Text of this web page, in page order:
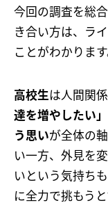
今回の調査を総
き合い方は、ラ
ことがわかります
高校生は人間関
達を増やしたい
う思いが全体の
い一方、外見を
いという気持ち
に全力で挑もう